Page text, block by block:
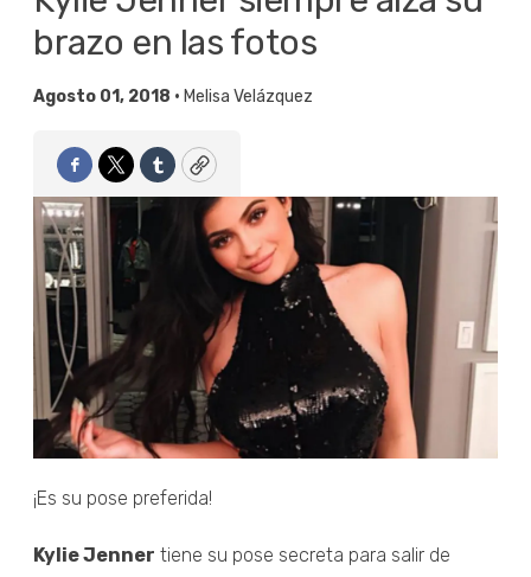
brazo en las fotos
Agosto 01, 2018 • Melisa Velázquez
Facebook
TwitterTumblrCopy
¡Es su pose preferida!
Kylie Jenner tiene su pose secreta para salir de